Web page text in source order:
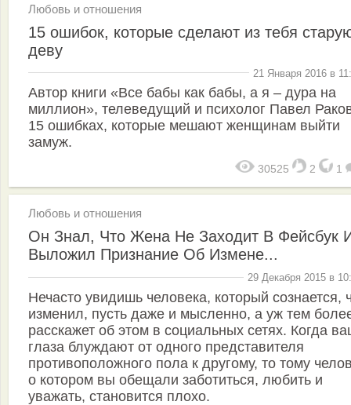
Любовь и отношения
15 ошибок, которые сделают из тебя
деву
21 Января 2016 в
Автор книги «Все бабы как бабы, а я – дура на
миллион», телеведущий и психолог Павел
15 ошибках, которые мешают женщинам выйти
замуж.
30525 2 1
Любовь и отношения
Он Знал, Что Жена Не Заходит В Фейсбук
Выложил Признание Об Измене...
29 Декабря 2015 в
Нечасто увидишь человека, который сознается,
изменил, пусть даже и мысленно, а уж тем
расскажет об этом в социальных сетях. Когда
глаза блуждают от одного представителя
противоположного пола к другому, то тому
о котором вы обещали заботиться, любить и
уважать, становится плохо.